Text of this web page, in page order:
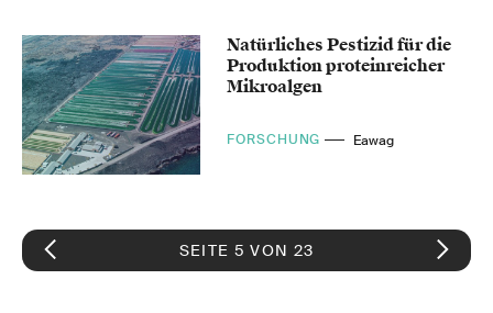
Natürliches Pestizid für die
Produktion proteinreicher
Mikroalgen
FORSCHUNG Eawag
SEITE 5 VON 23